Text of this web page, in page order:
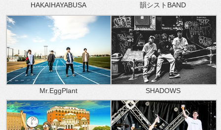
HAKAIHAYABUSA 韻シストBAND
Mr.EggPlant SHADOWS